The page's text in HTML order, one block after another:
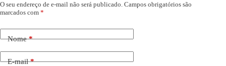
O seu endereço de e-mail não será publicado. Campos obrigatórios são
marcados com *
Nome*
E-mail*